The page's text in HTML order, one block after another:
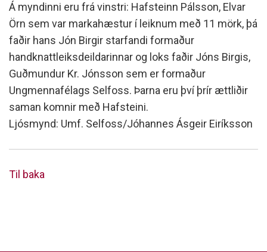
Á myndinni eru frá vinstri: Hafsteinn Pálsson, Elvar
Örn sem var markahæstur í leiknum með 11 mörk, þá
faðir hans Jón Birgir starfandi formaður
handknattleiksdeildarinnar og loks faðir Jóns Birgis,
Guðmundur Kr. Jónsson sem er formaður
Ungmennafélags Selfoss. Þarna eru því þrír ættliðir
saman komnir með Hafsteini.
Ljósmynd: Umf. Selfoss/Jóhannes Ásgeir Eiríksson
Til baka